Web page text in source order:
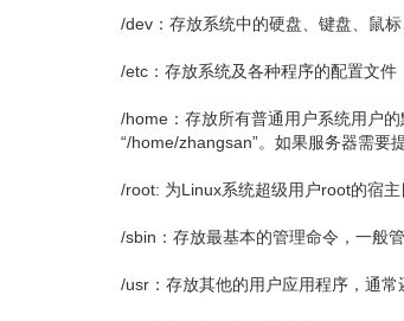
/dev：存放系统中的硬盘、键盘、鼠标
/etc：存放系统及各种程序的配置文件
/home：存放所有普通用户系统用户
“/home/zhangsan”。如果服务器需要
/root: 为Linux系统超级用户root的宿
/sbin：存放最基本的管理命令，一般
/usr：存放其他的用户应用程序，通